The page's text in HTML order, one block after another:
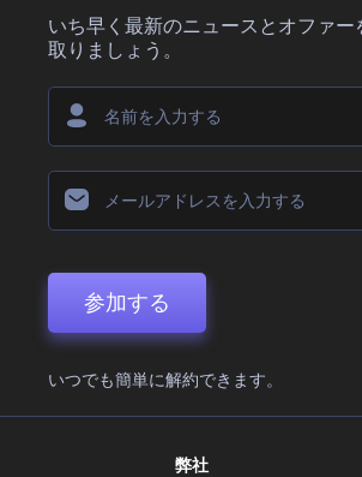
いち早く最新のニュースとオファー
取りましょう。
参加する
いつでも簡単に解約できます。
弊社